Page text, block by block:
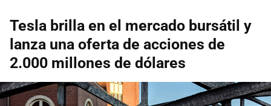
Tesla brilla en el mercado bursátil y
lanza una oferta de acciones de
2.000 millones de dólares